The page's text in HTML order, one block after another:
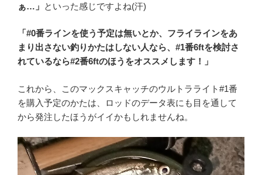
ぁ…」 といった感じですよね(汗)
「#0番ラインを使う予定は無いとか、フライラインをあ
まり出さない釣りかたはしない人なら、#1番6ftを検討さ
れているなら#2番6ftのほうをオススメします！」
これから、このマックスキャッチのウルトラライト#1番
を購入予定のかたは、ロッドのデータ表にも目を通して
から発注したほうがイイかもしれませんね。